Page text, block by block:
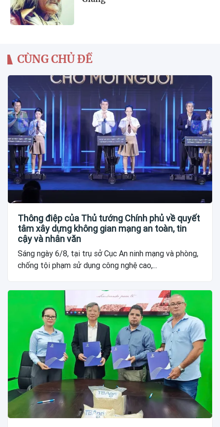
CÙNG CHỦ ĐỀ
Thông điệp của Thủ tướng Chính phủ về quyết
tâm xây dựng không gian mạng an toàn, tin
cậy và nhân văn
Sáng ngày 6/8, tại trụ sở Cục An ninh mạng và phòng,
chống tội phạm sử dụng công nghệ cao,...